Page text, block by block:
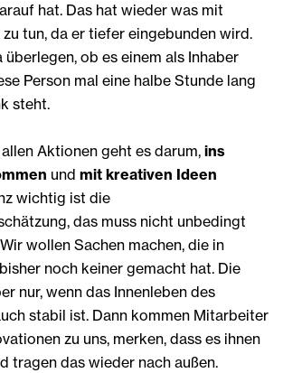
hat. Das hat wieder was mit
zu tun, da er tiefer eingebunden wird.
überlegen, ob es einem als Inhaber
Person mal eine halbe Stunde lang
steht.
allen Aktionen geht es darum, ins
und mit kreativen Ideen
wichtig ist die
das muss nicht unbedingt
wollen Sachen machen, die in
noch keiner gemacht hat. Die
nur, wenn das Innenleben des
stabil ist. Dann kommen Mitarbeiter
zu uns, merken, dass es ihnen
tragen das wieder nach außen.